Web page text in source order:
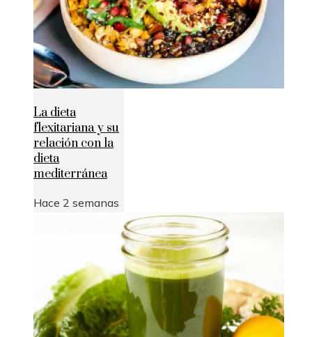
La dieta
flexitariana y su
relación con la
dieta
mediterránea
Hace 2 semanas